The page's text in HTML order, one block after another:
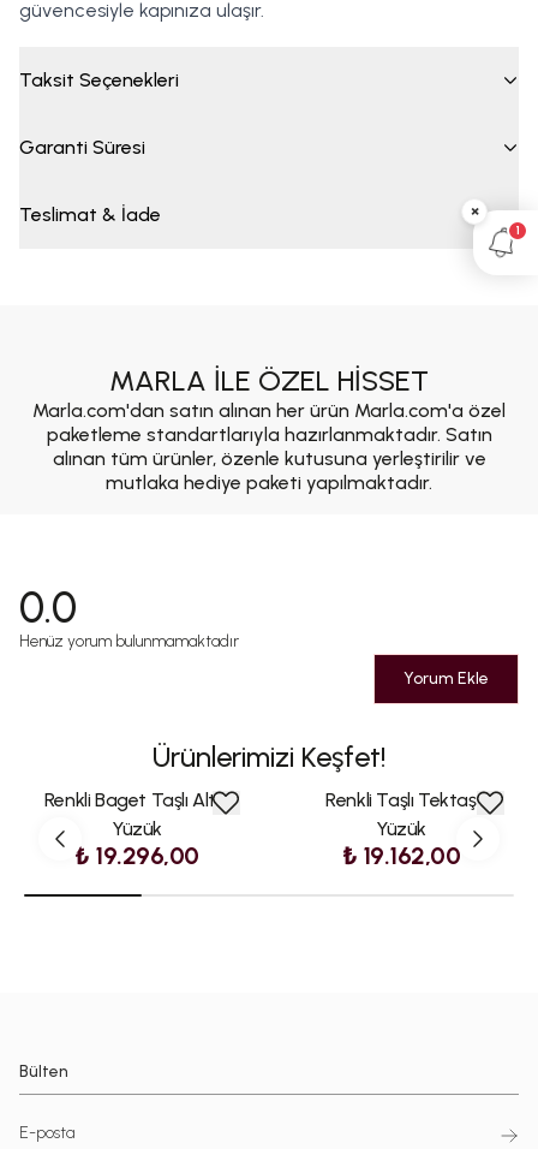
güvencesiyle kapınıza ulaşır.
Taksit Seçenekleri
Garanti Süresi
Teslimat & İade
MARLA İLE ÖZEL HİSSET
Marla.com'dan satın alınan her ürün Marla.com'a özel
paketleme standartlarıyla hazırlanmaktadır. Satın
alınan tüm ürünler, özenle kutusuna yerleştirilir ve
mutlaka hediye paketi yapılmaktadır.
0.0
Henüz yorum bulunmamaktadır
Yorum Ekle
Ürünlerimizi Keşfet!
Renkli Baget Taşlı Altın
Yüzük
₺ 19.296,00
Renkli Taşlı Tektaş
Yüzük
₺ 19.162,00
Bülten
×
1